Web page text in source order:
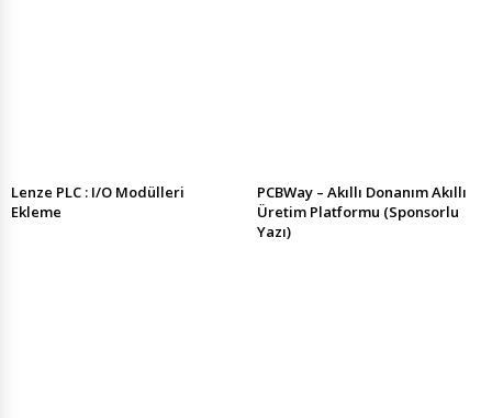
Lenze PLC : I/O Modülleri
Ekleme
PCBWay – Akıllı Donanım Akıllı
Üretim Platformu (Sponsorlu
Yazı)